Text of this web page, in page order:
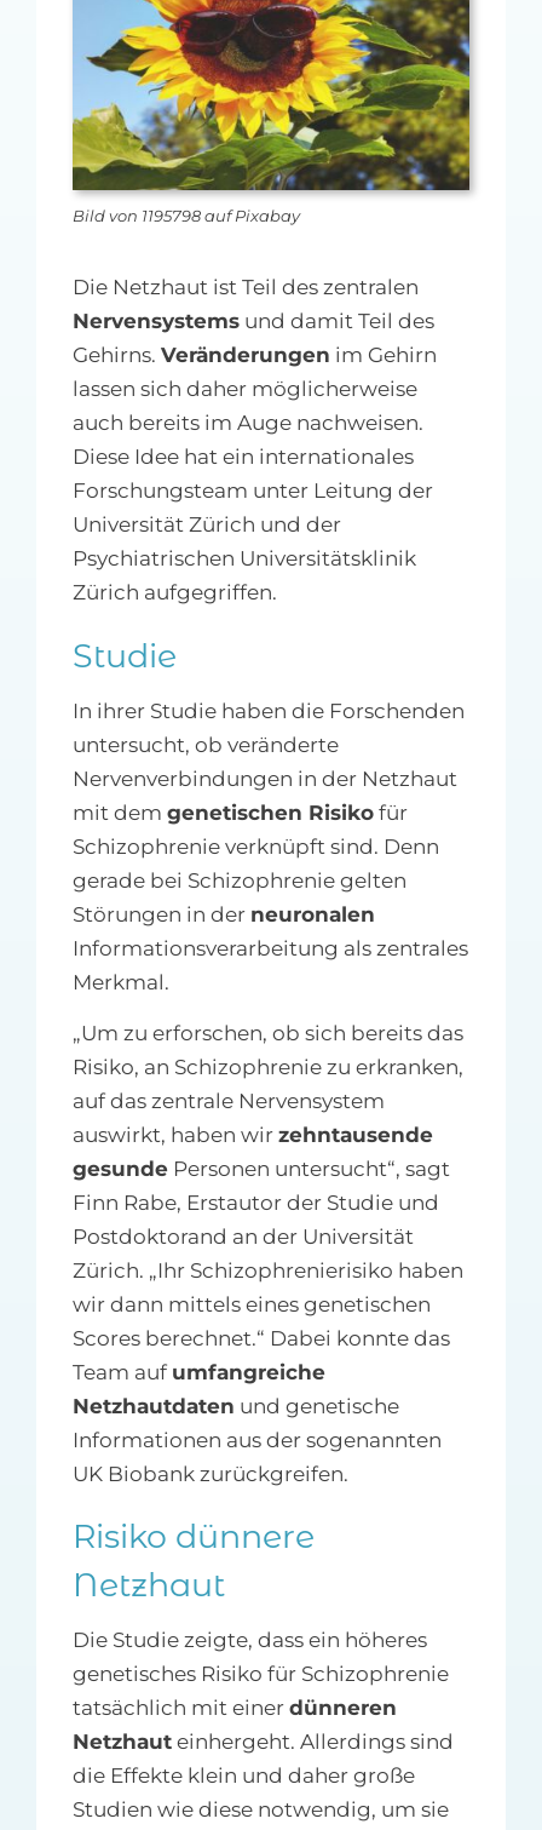
MFA-heute Newsletter-Anmeldung
Ihre Werbung auf MFA-heute.de
SucheBild von 1195798 auf Pixabay
Die Netzhaut ist Teil des zentralen
Nervensystemsund damit Teil des
Gehirns. Veränderungen im Gehirn
lassen sich daher möglicherweise
auch bereits im Auge nachweisen.
Diese Idee hat ein internationales
Forschungsteam unter Leitung der
Universität Zürich und der
Psychiatrischen Universitätsklinik
Zürich aufgegriffen.
Studie
In ihrer Studie haben die Forschenden
untersucht, ob veränderte
Nervenverbindungen in der Netzhaut
mit dem genetischen Risikofür
Schizophrenie verknüpft sind. Denn
gerade bei Schizophrenie gelten
Störungen in der neuronalen
Informationsverarbeitung als zentrales
Merkmal.
„Um zu erforschen, ob sich bereits das
Risiko, an Schizophrenie zu erkranken,
auf das zentrale Nervensystem
auswirkt, haben wir zehntausende
gesundePersonen untersucht“, sagt
Finn Rabe, Erstautor der Studie und
Postdoktorand an der Universität
Zürich. „Ihr Schizophrenierisiko haben
wir dann mittels eines genetischen
Scores berechnet.“ Dabei konnte das
Team auf umfangreiche
Netzhautdaten und genetische
Informationen aus der sogenannten
UK Biobank zurückgreifen.
Risiko dünnere
Netzhaut
Die Studie zeigte, dass ein höheres
genetisches Risiko für Schizophrenie
tatsächlich mit einer dünneren
Netzhauteinhergeht. Allerdings sind
die Effekte klein und daher große
Studien wie diese notwendig, um sie